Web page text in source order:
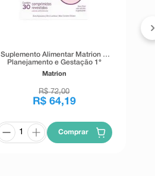
Suplemento Alimentar Matrion D
Planejamento e Gestação 1°
Trimestre 30 Comprimidos
Revestidos
Matrion
R$ 72,00
R$ 64,19
Comprar